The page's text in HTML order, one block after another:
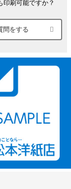
印刷可能ですか？
刷するときの設定
ますか
ますか？
ありますか？
問をする